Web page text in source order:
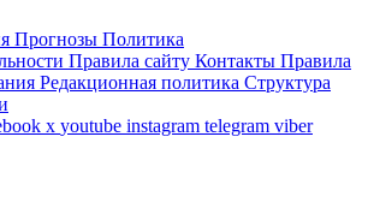
Прогнозы Политика
Правила сайту Контакты Правила
Редакционная политика Структура
x youtube instagram telegram viber